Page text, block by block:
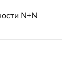
N+N